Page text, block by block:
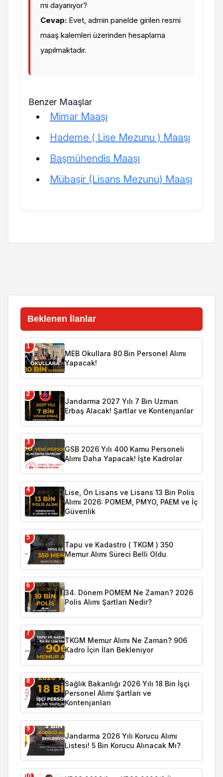
mi dayanıyor?
Cevap: Evet, admin panelde girilen resmi
maaş kalemleri üzerinden hesaplama
yapılmaktadır.
Benzer Maaşlar
Mimar Maaşı
Hademe ( Lise Mezunu ) Maaşı
Başmühendis Maaşı
Mübaşir (Lisans Mezunu) Maaşı
Beklenen İlanlar
1
MEB Okullara 80 Bin Personel Alımı
Yapacak!
2
Jandarma 2027 Yılı 7 Bin Uzman
Erbaş Alacak! Şartlar ve Kontenjanlar
3
GSB 2026 Yılı 400 Kamu Personeli
Alımı Daha Yapacak! İşte Kadrolar
4
Lise, Ön Lisans ve Lisans 13 Bin Polis
Alımı 2026: POMEM, PMYO, PAEM ve İç
Güvenlik
5
Tapu ve Kadastro ( TKGM ) 350
Memur Alımı Süreci Belli Oldu
6
34. Dönem POMEM Ne Zaman? 2026
Polis Alımı Şartları Nedir?
7
TKGM Memur Alımı Ne Zaman? 906
Kadro İçin İlan Bekleniyor
8
Sağlık Bakanlığı 2026 Yılı 18 Bin İşçi
Personel Alımı Şartları ve
Kontenjanları
9
Jandarma 2026 Yılı Korucu Alımı
Listesi! 5 Bin Korucu Alınacak Mı?